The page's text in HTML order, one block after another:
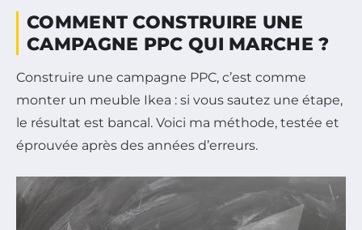
COMMENT CONSTRUIRE UNE
CAMPAGNE PPC QUI MARCHE ?
Construire une campagne PPC, c’est comme
monter un meuble Ikea : si vous sautez une étape,
le résultat est bancal. Voici ma méthode, testée et
éprouvée après des années d’erreurs.